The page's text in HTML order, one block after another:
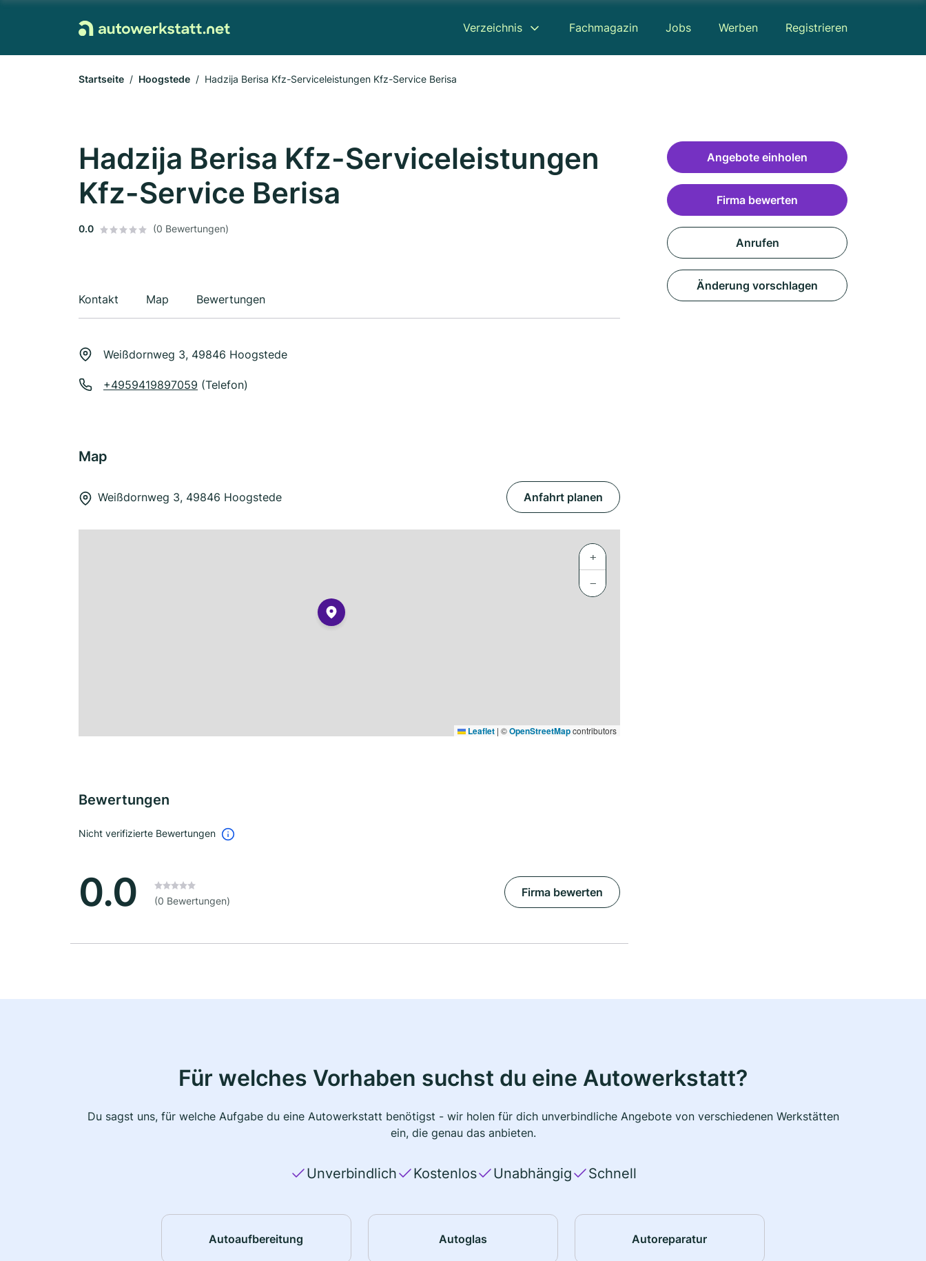
Verzeichnis Fachmagazin Jobs Werben Registrieren
Startseite Hoogstede Hadzija Berisa Kfz-Serviceleistungen Kfz-Service Berisa
Hadzija Berisa Kfz-Serviceleistungen
Kfz-Service Berisa
0.0 (0 Bewertungen)
Kontakt Map Bewertungen
Weißdornweg 3, 49846 Hoogstede
+4959419897059 (Telefon)
Map
Weißdornweg 3, 49846 Hoogstede Anfahrt planen
+
−
Leaflet | ©OpenStreetMapcontributors
Bewertungen
Nicht verifizierte Bewertungen
0.0 (0 Bewertungen)
Firma bewerten
Angebote einholen
Firma bewerten
Anrufen
Änderung vorschlagen
Für welches Vorhaben suchst du eine Autowerkstatt?
Du sagst uns, für welche Aufgabe du eine Autowerkstatt benötigst - wir holen für dich unverbindliche Angebote von verschiedenen Werkstätten
ein, die genau das anbieten.
Unverbindlich Kostenlos Unabhängig Schnell
Autoaufbereitung Autoglas Autoreparatur